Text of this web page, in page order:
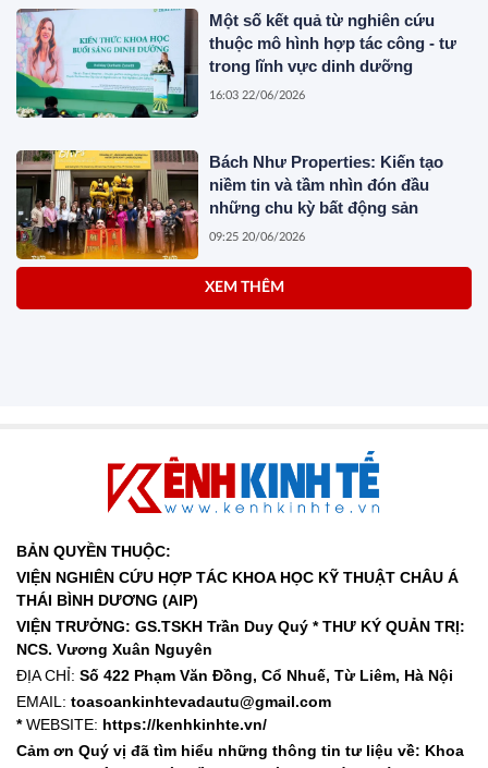
Một số kết quả từ nghiên cứu
thuộc mô hình hợp tác công - tư
trong lĩnh vực dinh dưỡng
16:03 22/06/2026
Bách Như Properties: Kiến tạo
niềm tin và tầm nhìn đón đầu
những chu kỳ bất động sản
09:25 20/06/2026
XEM THÊM
BẢN QUYỀN THUỘC:
VIỆN NGHIÊN CỨU HỢP TÁC KHOA HỌC KỸ THUẬT CHÂU Á
THÁI BÌNH DƯƠNG (AIP)
VIỆN TRƯỞNG: GS.TSKH Trần Duy Quý *THƯ KÝ QUẢN TRỊ:
NCS. Vương Xuân Nguyên
ĐỊA CHỈ: Số 422 Phạm Văn Đồng, Cổ Nhuế, Từ Liêm, Hà Nội
EMAIL: toasoankinhtevadautu@gmail.com
*WEBSITE: https://kenhkinhte.vn/
Cảm ơn Quý vị đã tìm hiểu những thông tin tư liệu về: Khoa